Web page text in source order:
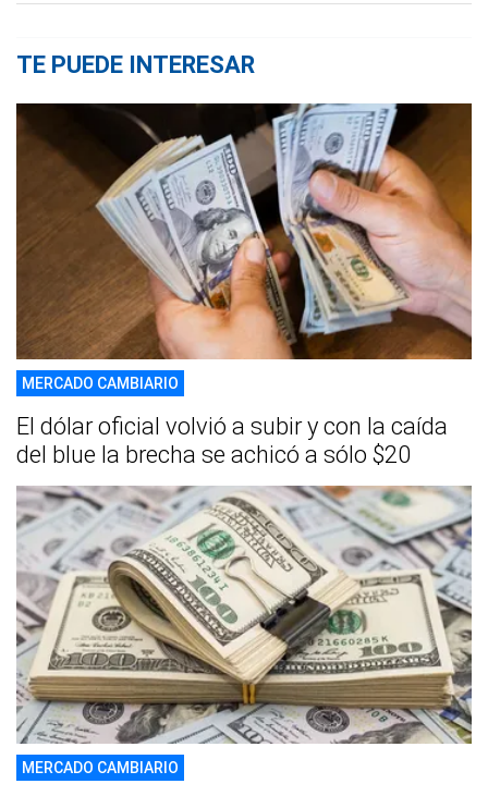
TE PUEDE INTERESAR
MERCADO CAMBIARIO
El dólar oficial volvió a subir y con la caída
del blue la brecha se achicó a sólo $20
MERCADO CAMBIARIO